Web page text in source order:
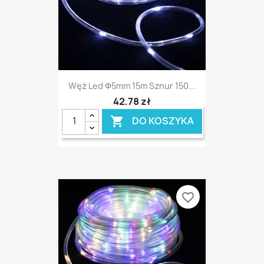
Węż Led Φ5mm 15m Sznur 150...
42,78 zł
 DO KOSZYKA
favorite_border